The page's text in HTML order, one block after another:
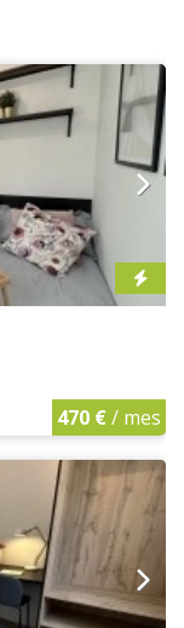
470 €/ mes